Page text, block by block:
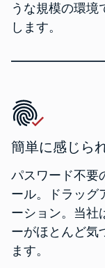
うな規模の環境
します。
簡単に感じら
パスワード不要
ール。ドラッグ
ーション。当社
ーがほとんど気
ます。